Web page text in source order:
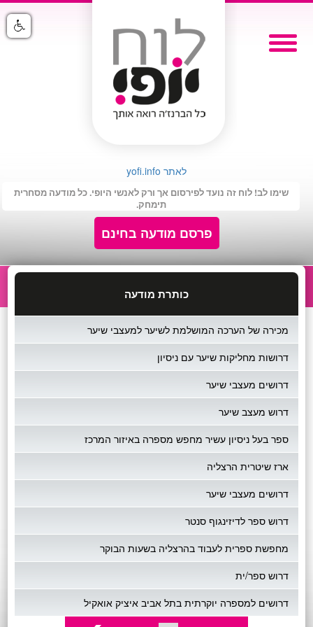
לאתר yofi.info
שימו לב! לוח זה נועד לפירסום אך ורק לאנשי היופי. כל מודעה מסחרית
תימחק.
פרסם מודעה בחינם
כותרת מודעה
מכירה של הערכה המושלמת לשיער למעצבי שיער
דרושות מחליקות שיער עם ניסיון
דרושים מעצבי שיער
דרוש מעצב שיער
ספר בעל ניסיון עשיר מחפש מספרה באיזור המרכז
ארז שיטרית הרצליה
דרושים מעצבי שיער
דרוש ספר לדיזינגוף סנטר
מחפשת ספרית לעבוד בהרצליה בשעות הבוקר
דרוש ספר/ית
דרושים למספרה יוקרתית בתל אביב איציק אואקיל